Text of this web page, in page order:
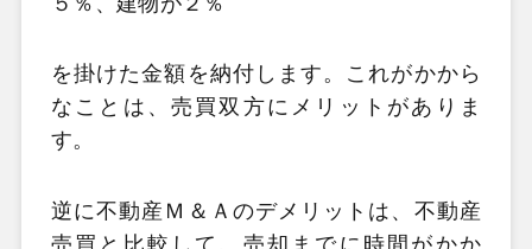
を掛けた金額を納付します。これがかから
なことは、売買双方にメリットがありま
す。
逆に不動産Ｍ＆Ａのデメリットは、不動産
売買と比較して、売却までに時間がかか